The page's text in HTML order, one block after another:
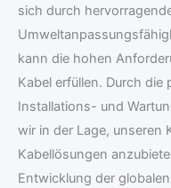
sich durch
kann die hohen
Kabel erfüllen. Durch
Installations- und
wir in der Lage, unseren
Kabellösungen
Entwicklung der